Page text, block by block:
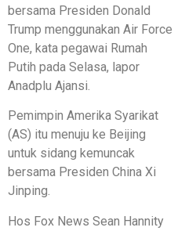
bersama Presiden Donald
Trump menggunakan Air Force
One, kata pegawai Rumah
Putih pada Selasa, lapor
Anadplu Ajansi.
Pemimpin Amerika Syarikat
(AS) itu menuju ke Beijing
untuk sidang kemuncak
bersama Presiden China Xi
Jinping.
Hos Fox News Sean Hannity